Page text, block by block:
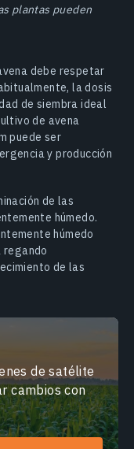
plantas pueden
debe respetar
la dosis
de siembra ideal
de avena
puede ser
y producción
de las
húmedo.
húmedo
regando
de las
de satélite
cambios con